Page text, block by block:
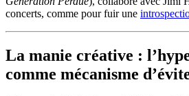
concerts, comme pour fuir une
La manie créative :
comme mécanisme